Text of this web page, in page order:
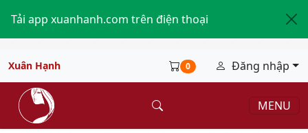
Tải app xuanhanh.com trên điện thoại
Xuân Hạnh 0 Đăng nhập
MENU